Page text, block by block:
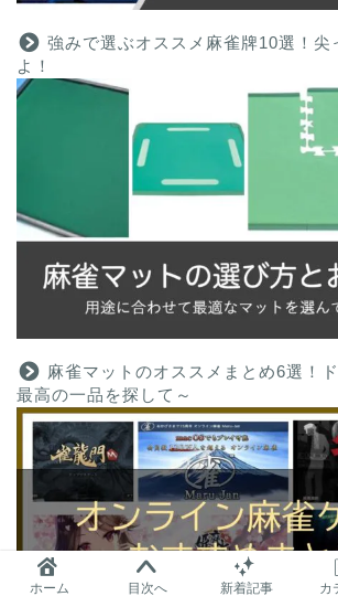
強みで選ぶオススメ麻雀牌10選！尖
よ！
麻雀マットのオススメまとめ6選！
最高の一品を探して～
ホーム 目次へ 新着記事 カ
麻雀グッズ研究
問